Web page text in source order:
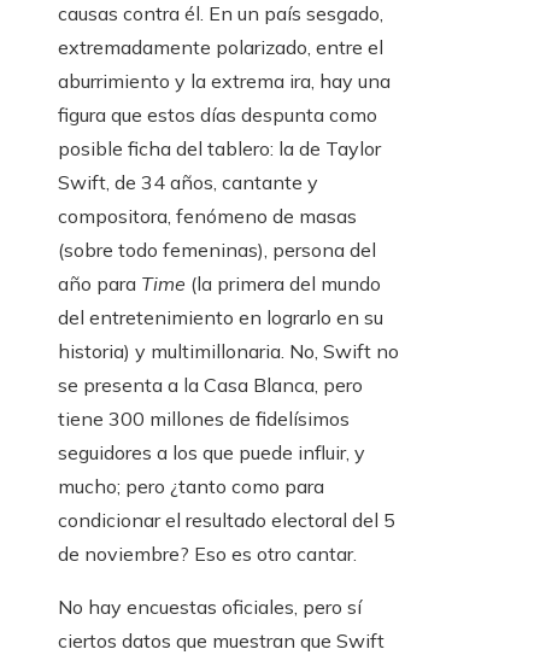
causas contra él. En un país sesgado,
extremadamente polarizado, entre el
aburrimiento y la extrema ira, hay una
figura que estos días despunta como
posible ficha del tablero: la de Taylor
Swift, de 34 años, cantante y
compositora, fenómeno de masas
(sobre todo femeninas), persona del
año para Time (la primera del mundo
del entretenimiento en lograrlo en su
historia) y multimillonaria. No, Swift no
se presenta a la Casa Blanca, pero
tiene 300 millones de fidelísimos
seguidores a los que puede influir, y
mucho; pero ¿tanto como para
condicionar el resultado electoral del 5
de noviembre? Eso es otro cantar.
No hay encuestas oficiales, pero sí
ciertos datos que muestran que Swift